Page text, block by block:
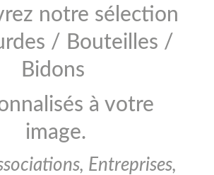
notre sélection
/ Bouteilles /
Bidons
à votre
image.
Entreprises,